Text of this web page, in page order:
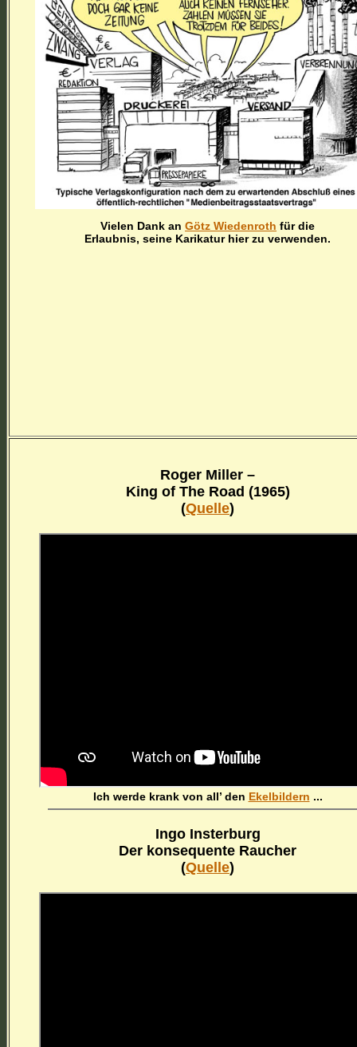
Vielen Dank an Götz Wiedenroth für die
Erlaubnis, seine Karikatur hier zu verwenden.
Roger Miller –
King of The Road (1965)
(Quelle)
Ich werde krank von all’ den Ekelbildern ...
Ingo Insterburg
Der konsequente Raucher
(Quelle)